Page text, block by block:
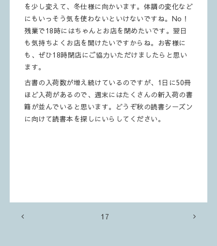
を少し変えて、冬仕様に向かいます。体調の変化など
にもいっそう気を使わないといけないですね。No！
残業で18時にはちゃんとお店を閉めたいです。翌日
も気持ちよくお店を開けたいですからね。お客様に
も、ぜひ18時閉店にご協力いただけましたらと思い
ます。
古書の入荷数が増え続けているのですが、1日に50冊
ほど入荷があるので、週末にはたくさんの新入荷の書
籍が並んでいると思います。どうぞ秋の読書シーズン
に向けて読書本を探しにいらしてください。
17